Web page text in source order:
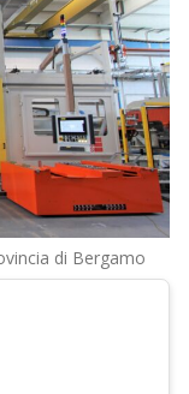
di Bergamo